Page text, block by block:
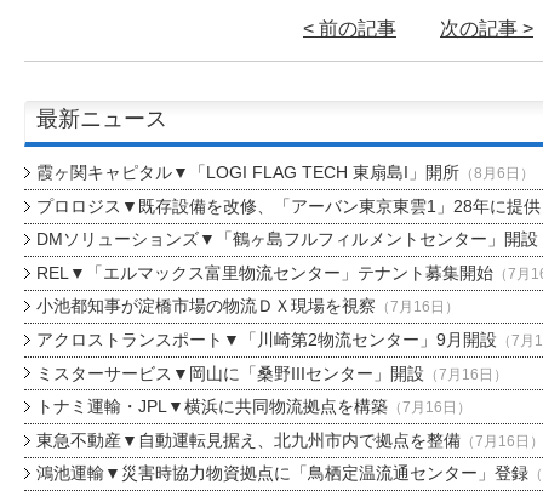
< 前の記事 次の記事 >
最新ニュース
霞ヶ関キャピタル▼「LOGI FLAG TECH 東扇島I」開所（8月6日）
プロロジス▼既存設備を改修、「アーバン東京東雲1」28年に提供
DMソリューションズ▼「鶴ヶ島フルフィルメントセンター」開設
REL▼「エルマックス富里物流センター」テナント募集開始（7月
小池都知事が淀橋市場の物流ＤＸ現場を視察 （7月16日）
アクロストランスポート▼「川崎第2物流センター」9月開設 （7月
ミスターサービス▼岡山に「桑野IIIセンター」開設 （7月16日）
トナミ運輸・JPL▼横浜に共同物流拠点を構築（7月16日）
東急不動産▼自動運転見据え、北九州市内で拠点を整備（7月16日）
鴻池運輸▼災害時協力物資拠点に「鳥栖定温流通センター」登録